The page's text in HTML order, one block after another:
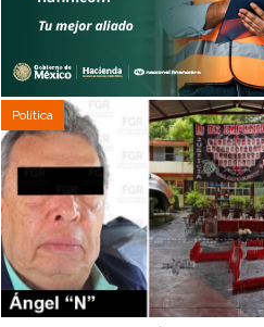
Política